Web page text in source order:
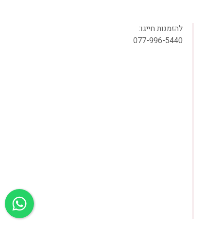
להזמנות חייגו:
077-996-5440